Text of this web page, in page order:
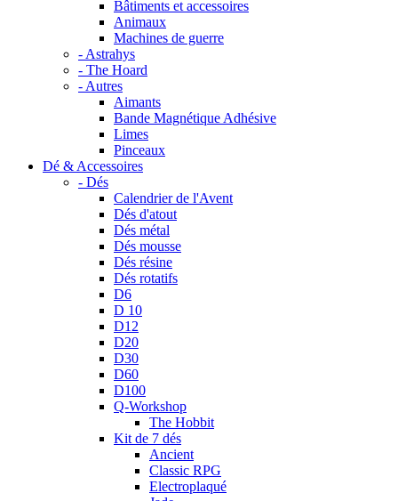
Bâtiments et accessoires
Animaux
Machines de guerre
- Astrahys
- The Hoard
- Autres
Aimants
Bande Magnétique Adhésive
Limes
Pinceaux
Dé & Accessoires
- Dés
Calendrier de l'Avent
Dés d'atout
Dés métal
Dés mousse
Dés résine
Dés rotatifs
D6
D 10
D12
D20
D30
D60
D100
Q-Workshop
The Hobbit
Kit de 7 dés
Ancient
Classic RPG
Electroplaqué